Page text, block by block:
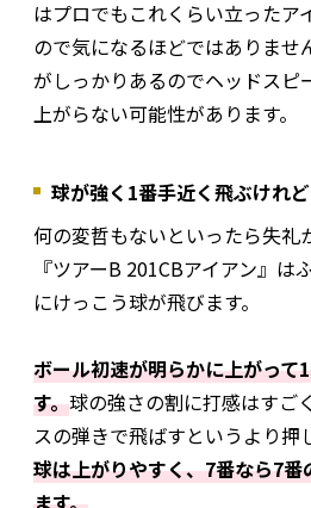
はプロでもこれくらい立ったア
ので気になるほどではありませ
がしっかりあるのでヘッドスピ
上がらない可能性があります。
球が強く1番手近く飛ぶけれ
何の変哲もないといったら失礼
『ツアーB 201CBアイアン』は
にけっこう球が飛びます。
ボール初速が明らかに上がって
す。球の強さの割に打感はすご
スの弾きで飛ばすというより押
球は上がりやすく、7番なら7
ます。